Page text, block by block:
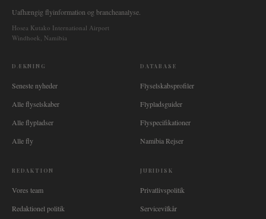
Uafhængig flyinformation og brancheanalyse.
Hosea Kutako International Airport
Windhoek, Namibia
DÆKNING
Seneste nyheder
Alle flyselskaber
Alle flypladser
Alle fly
DATABASE
Flyselskabsprofiler
Flypladsguider
Flyspecifikationer
Namibia Rejser
REDAKTION
Vores team
Redaktionel politik
JURIDISK
Privatlivspolitik
Servicevilkår